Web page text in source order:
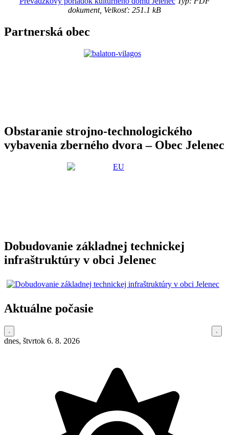
dokument, Velkosť: 251.1 kB
Partnerská obec
Obstaranie strojno-technologického
vybavenia zberného dvora – Obec Jelenec
Dobudovanie základnej technickej
infraštruktúry v obci Jelenec
Aktuálne počasie
dnes, štvrtok 6. 8. 2026